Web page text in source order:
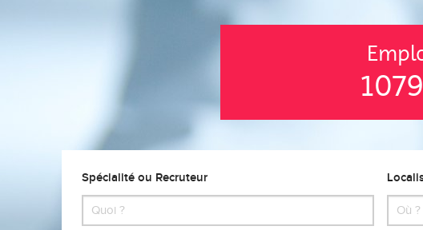
Spécialité ou Recruteur